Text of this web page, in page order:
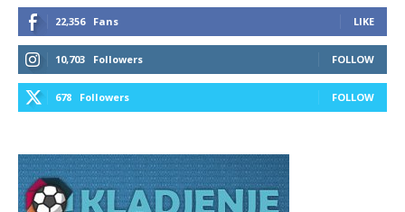
22,356 Fans LIKE
10,703 Followers FOLLOW
678 Followers FOLLOW